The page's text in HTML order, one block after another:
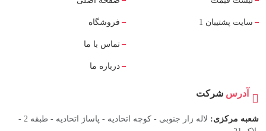
سایت پشتیبان 1 فروشگاه
تماس با ما
درباره ما
آدرس شرکت
شعبه مرکزی:
لاله زار جنوبی - کوچه اتحادیه - پاساژ اتحادیه - طبقه 2 -